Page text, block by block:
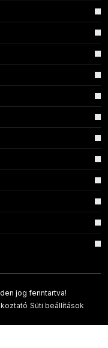
jog fenntartva!
Süti beállítások